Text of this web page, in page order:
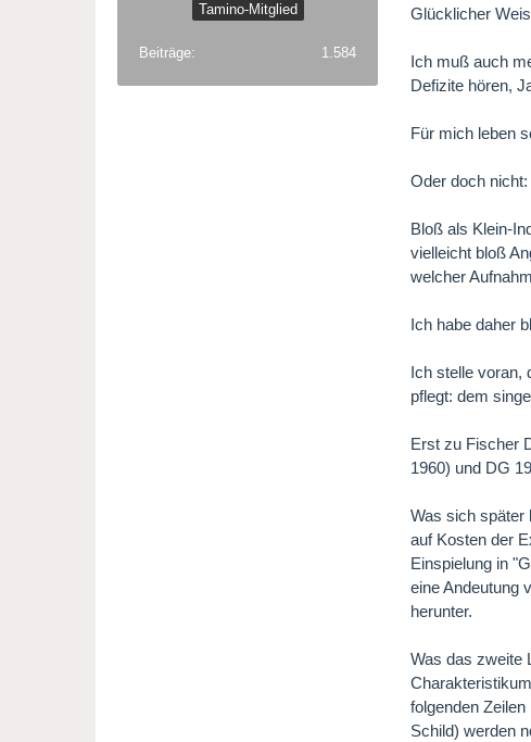
Tamino-Mitglied
Beiträge 1.584
Glücklicher
Ich muß auch
Defizite hören,
Für mich leben
Oder doch
Bloß als Klein-
vielleicht bloß
welcher
Ich habe daher
Ich stelle voran,
pflegt: dem
Erst zu Fischer
1960) und DG
Was sich später
auf Kosten der
Einspielung in
eine Andeutung
herunter.
Was das zweite
folgenden
Schild) werden